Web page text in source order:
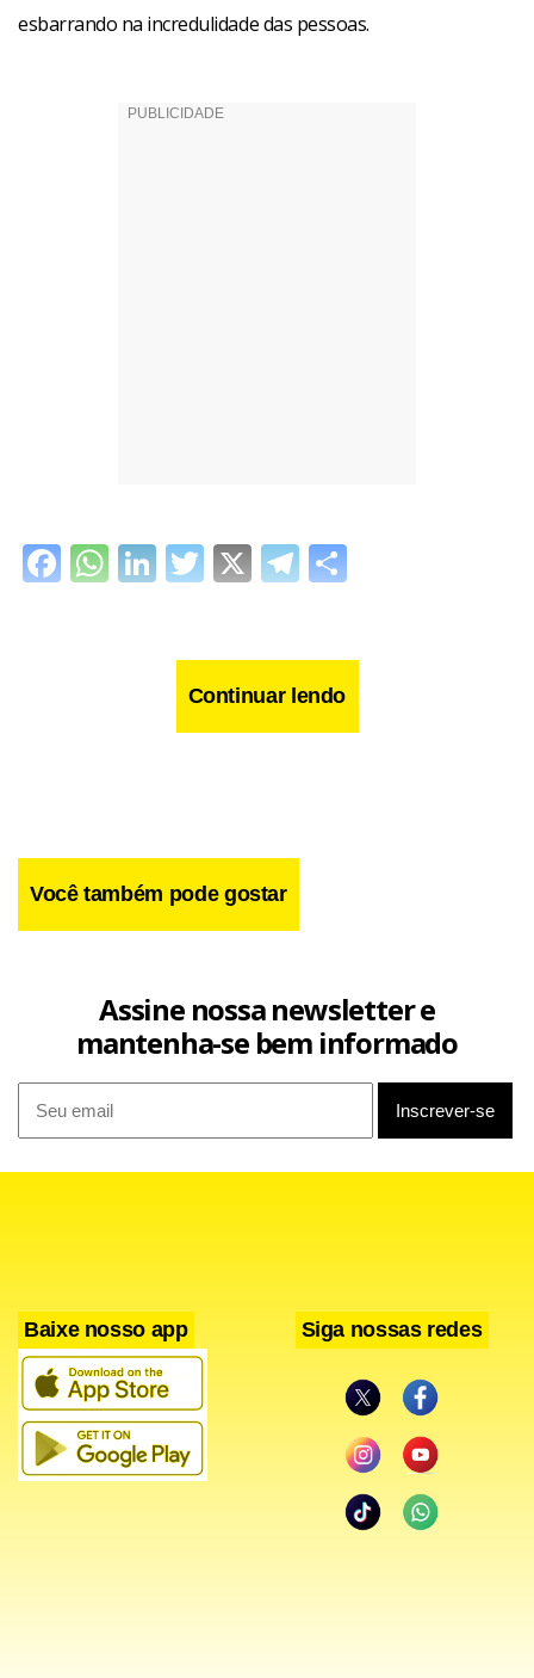
esbarrando na incredulidade das pessoas.
Facebook
WhatsApp
LinkedIn
Twitter
X Telegram
Continuar lendo
Você também pode gostar
Assine nossa newsletter e
mantenha-se bem informado
Baixe nosso app Siga nossas redes